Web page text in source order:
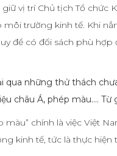
vị trí Chủ tịch Tổ chức
môi trường kinh tế. Khi
để có đối sách phù
qua những thử thách
châu Á, phép màu….
chính là việc Việt
kinh tế, tức là thực